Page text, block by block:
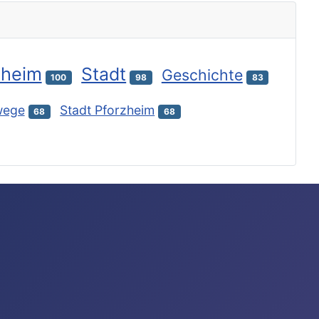
100 Stadt 98 Geschichte 83
68 Stadt Pforzheim 68